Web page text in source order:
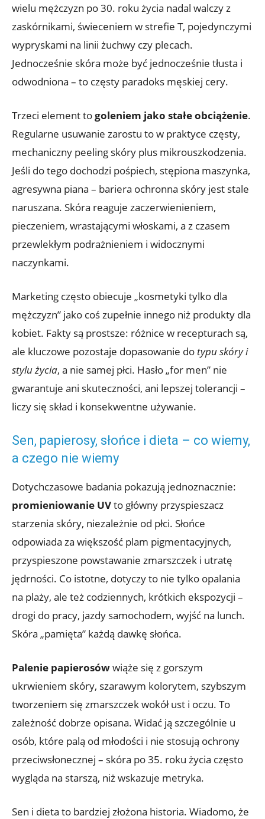
wielu mężczyzn po 30. roku życia nadal walczy z
zaskórnikami, świeceniem w strefie T, pojedynczymi
wypryskami na linii żuchwy czy plecach.
Jednocześnie skóra może być jednocześnie tłusta i
odwodniona – to częsty paradoks męskiej cery.
Trzeci element togoleniem jako stałe obciążenie.
Regularne usuwanie zarostu to w praktyce częsty,
mechaniczny peeling skóry plus mikrouszkodzenia.
Jeśli do tego dochodzi pośpiech, stępiona maszynka,
agresywna piana – bariera ochronna skóry jest stale
naruszana. Skóra reaguje zaczerwienieniem,
pieczeniem, wrastającymi włoskami, a z czasem
przewlekłym podrażnieniem i widocznymi
naczynkami.
Marketing często obiecuje „kosmetyki tylko dla
mężczyzn” jako coś zupełnie innego niż produkty dla
kobiet. Fakty są prostsze: różnice w recepturach są,
ale kluczowe pozostaje dopasowanie dotypu skóry i
stylu życia, a nie samej płci. Hasło „for men” nie
gwarantuje ani skuteczności, ani lepszej tolerancji –
liczy się skład i konsekwentne używanie.
Sen, papierosy, słońce i dieta – co wiemy,
a czego nie wiemy
Dotychczasowe badania pokazują jednoznacznie:
promieniowanie UVto główny przyspieszacz
starzenia skóry, niezależnie od płci. Słońce
odpowiada za większość plam pigmentacyjnych,
przyspieszone powstawanie zmarszczek i utratę
jędrności. Co istotne, dotyczy to nie tylko opalania
na plaży, ale też codziennych, krótkich ekspozycji –
drogi do pracy, jazdy samochodem, wyjść na lunch.
Skóra „pamięta” każdą dawkę słońca.
Palenie papierosówwiąże się z gorszym
ukrwieniem skóry, szarawym kolorytem, szybszym
tworzeniem się zmarszczek wokół ust i oczu. To
zależność dobrze opisana. Widać ją szczególnie u
osób, które palą od młodości i nie stosują ochrony
przeciwsłonecznej – skóra po 35. roku życia często
wygląda na starszą, niż wskazuje metryka.
Sen i dieta to bardziej złożona historia. Wiadomo, że